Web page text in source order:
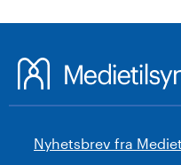
Nyhetsbrev fra